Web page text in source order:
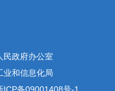
民政府办公室
业和信息化局
ICP备09001408号-1